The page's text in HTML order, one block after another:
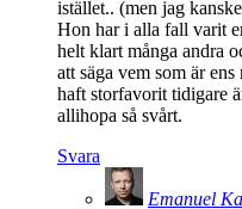
istället.. (men jag
Hon har i alla fall varit
helt klart många andra
att säga vem som är
haft storfavorit tidigare
allihopa så svårt.
Svara
Emanuel